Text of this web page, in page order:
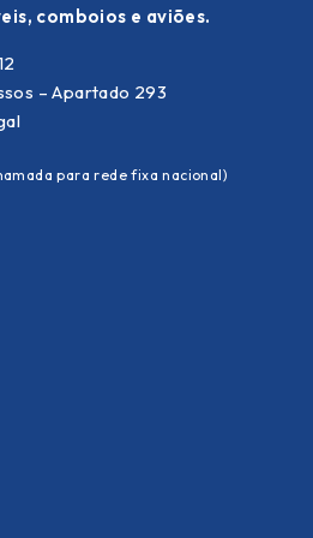
comboios e aviões.
– Apartado 293
para rede fixa nacional)